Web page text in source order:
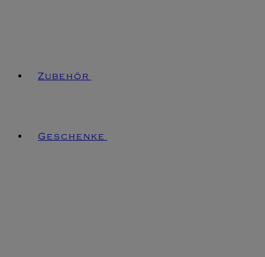
Zubehör
Geschenke